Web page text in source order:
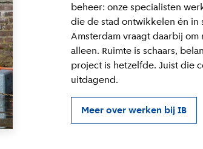
beheer: onze specialisten
die de stad ontwikkelen én in
Amsterdam vraagt daarbij
alleen. Ruimte is schaars,
project is hetzelfde. Juist die
uitdagend.
Meer over werken bij IB